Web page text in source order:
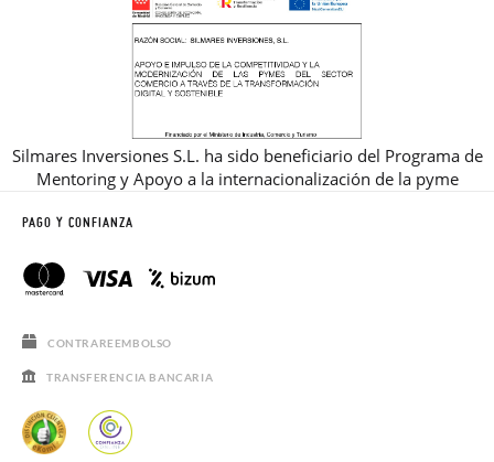
Silmares Inversiones S.L. ha sido beneficiario del Programa de
Mentoring y Apoyo a la internacionalización de la pyme
PAGO Y CONFIANZA
CONTRAREEMBOLSO
TRANSFERENCIA BANCARIA